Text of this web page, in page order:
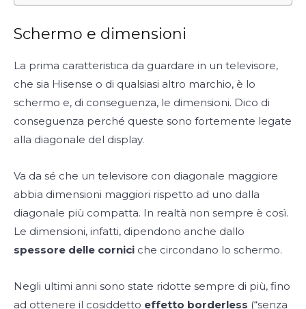
Schermo e dimensioni
La prima caratteristica da guardare in un televisore,
che sia Hisense o di qualsiasi altro marchio, è lo
schermo e, di conseguenza, le dimensioni. Dico di
conseguenza perché queste sono fortemente legate
alla diagonale del display.
Va da sé che un televisore con diagonale maggiore
abbia dimensioni maggiori rispetto ad uno dalla
diagonale più compatta. In realtà non sempre è così.
Le dimensioni, infatti, dipendono anche dallo
spessore delle cornici che circondano lo schermo.
Negli ultimi anni sono state ridotte sempre di più, fino
ad ottenere il cosiddetto effetto borderless (“senza